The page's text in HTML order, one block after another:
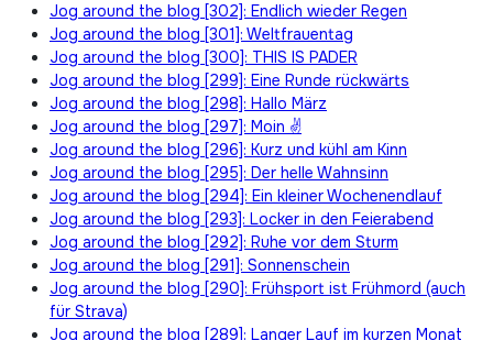
Jog around the blog [302]: Endlich wieder Regen
Jog around the blog [301]: Weltfrauentag
Jog around the blog [300]: THIS IS PADER
Jog around the blog [299]: Eine Runde rückwärts
Jog around the blog [298]: Hallo März
Jog around the blog [297]: Moin ✌
Jog around the blog [296]: Kurz und kühl am Kinn
Jog around the blog [295]: Der helle Wahnsinn
Jog around the blog [294]: Ein kleiner Wochenendlauf
Jog around the blog [293]: Locker in den Feierabend
Jog around the blog [292]: Ruhe vor dem Sturm
Jog around the blog [291]: Sonnenschein
Jog around the blog [290]: Frühsport ist Frühmord (auch
für Strava)
Jog around the blog [289]: Langer Lauf im kurzen Monat